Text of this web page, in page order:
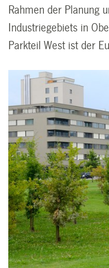
Rahmen der Planung
Industriegebiets in
Parkteil West ist der